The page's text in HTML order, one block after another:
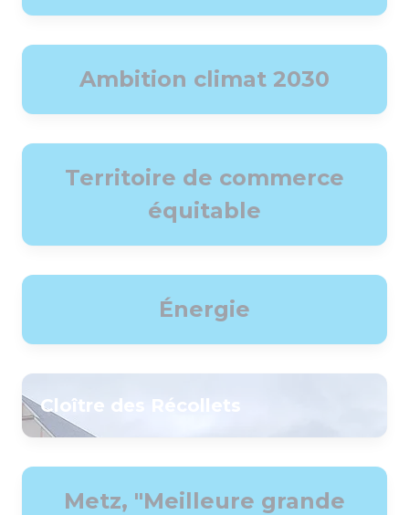
Ambition climat 2030
Territoire de commerce
équitable
Énergie
Cloître des Récollets
Metz, "Meilleure grande